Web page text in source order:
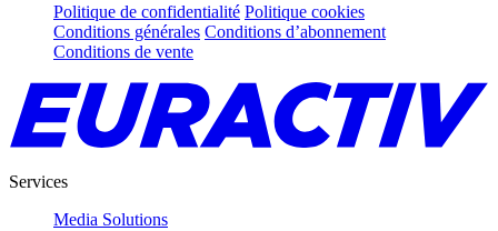
Politique de confidentialité Politique cookies
Conditions générales Conditions d’abonnement
Conditions de vente
Services
Media Solutions